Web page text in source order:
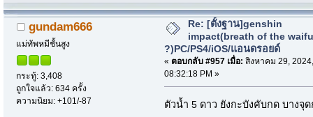
gundam666
แม่ทัพหมีชั้นสูง
กระทู้: 3,408
ถูกใจแล้ว: 634 ครั้ง
ความนิยม: +101/-87
Re: [ตั้งฐาน]genshin
impact(breath of the waifu
?)PC/PS4/iOS/แอนดรอยด์
« ตอบกลับ #957 เมื่อ: สิงหาคม 29,
08:32:18 PM »
ตัวน้ำ 5 ดาว ยังกะบังคับกด บางจุ